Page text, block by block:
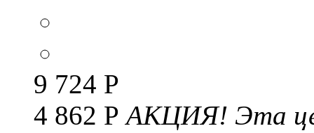
9 724 Р
4 862 РАКЦИЯ! Эта